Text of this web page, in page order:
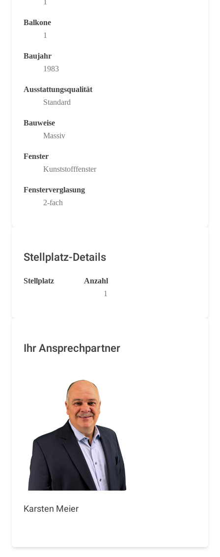
Balkone
1
Baujahr
1983
Ausstattungsqualität
Standard
Bauweise
Massiv
Fenster
Kunststofffenster
Fensterverglasung
2-fach
Stellplatz-Details
Stellplatz
Anzahl
1
Ihr Ansprechpartner
Karsten Meier